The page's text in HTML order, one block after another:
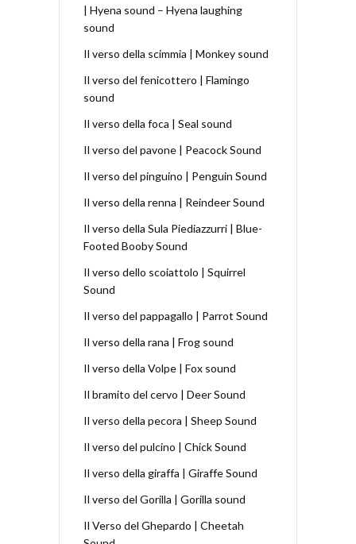
| Hyena sound – Hyena laughing
sound
Il verso della scimmia | Monkey sound
Il verso del fenicottero | Flamingo
sound
Il verso della foca | Seal sound
Il verso del pavone | Peacock Sound
Il verso del pinguino | Penguin Sound
Il verso della renna | Reindeer Sound
Il verso della Sula Piediazzurri | Blue-
Footed Booby Sound
Il verso dello scoiattolo | Squirrel
Sound
Il verso del pappagallo | Parrot Sound
Il verso della rana | Frog sound
Il verso della Volpe | Fox sound
Il bramito del cervo | Deer Sound
Il verso della pecora | Sheep Sound
Il verso del pulcino | Chick Sound
Il verso della giraffa | Giraffe Sound
Il verso del Gorilla | Gorilla sound
Il Verso del Ghepardo | Cheetah